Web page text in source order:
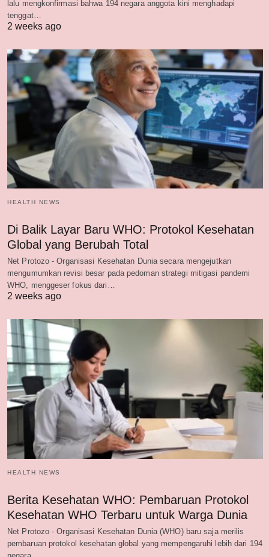
lalu mengkonfirmasi bahwa 194 negara anggota kini menghadapi
tenggat…
2 weeks ago
HEALTH NEWS
Di Balik Layar Baru WHO: Protokol Kesehatan
Global yang Berubah Total
Net Protozo - Organisasi Kesehatan Dunia secara mengejutkan
mengumumkan revisi besar pada pedoman strategi mitigasi pandemi
WHO, menggeser fokus dari…
2 weeks ago
HEALTH NEWS
Berita Kesehatan WHO: Pembaruan Protokol
Kesehatan WHO Terbaru untuk Warga Dunia
Net Protozo - Organisasi Kesehatan Dunia (WHO) baru saja merilis
pembaruan protokol kesehatan global yang mempengaruhi lebih dari 194